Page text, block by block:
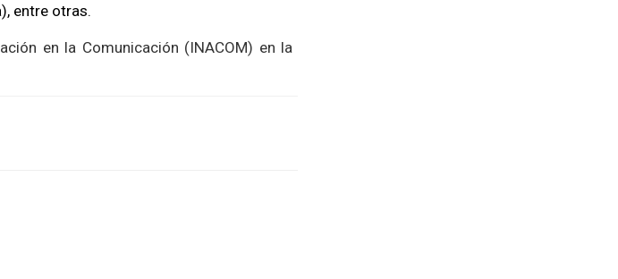
entre otras.
en la Comunicación (INACOM) en la